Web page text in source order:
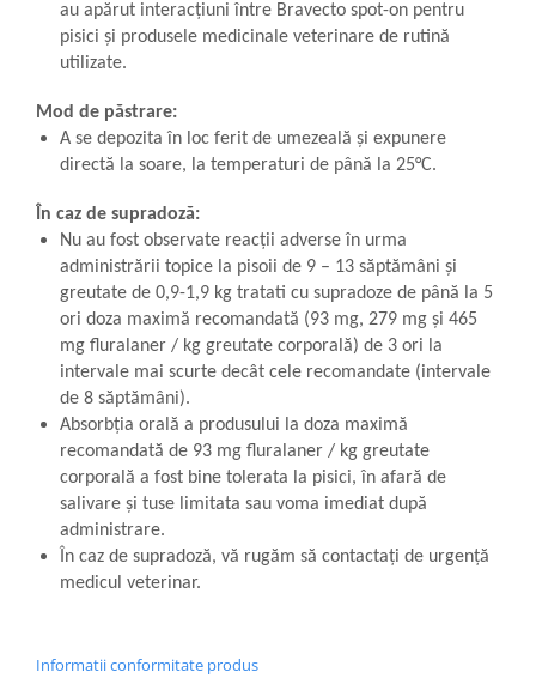
au apărut interacţiuni între Bravecto spot-on pentru
pisici şi produsele medicinale veterinare de rutină
utilizate.
Mod de păstrare:
A se depozita în loc ferit de umezeală și expunere
directă la soare, la temperaturi de până la 25°C.
În caz de supradoză:
Nu au fost observate reacţii adverse în urma
administrării topice la pisoii de 9 – 13 săptămâni şi
greutate de 0,9-1,9 kg tratati cu supradoze de până la 5
ori doza maximă recomandată (93 mg, 279 mg şi 465
mg fluralaner / kg greutate corporală) de 3 ori la
intervale mai scurte decât cele recomandate (intervale
de 8 săptămâni).
Absorbția orală a produsului la doza maximă
recomandată de 93 mg fluralaner / kg greutate
corporală a fost bine tolerata la pisici, în afară de
salivare și tuse limitata sau voma imediat după
administrare.
În caz de supradoză, vă rugăm să contactați de urgență
medicul veterinar.
Informatii conformitate produs